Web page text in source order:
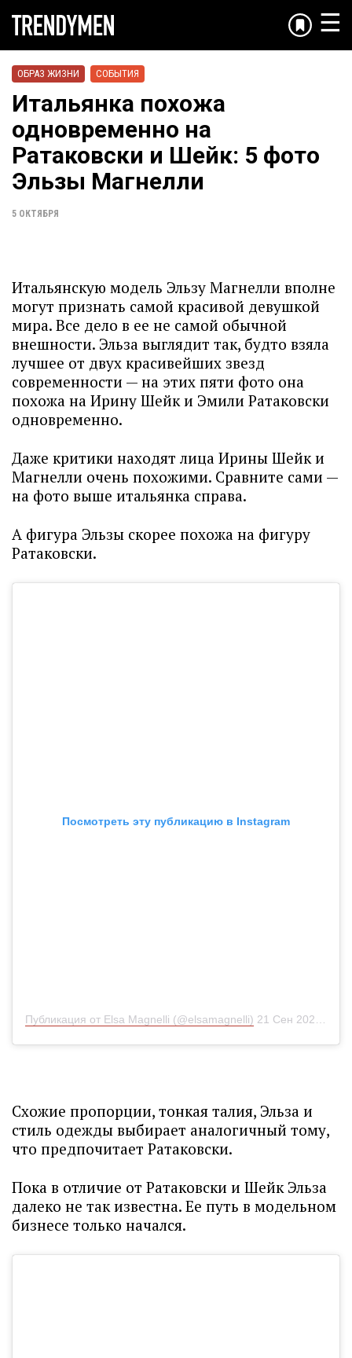
☰
ОБРАЗ ЖИЗНИ СОБЫТИЯ
Итальянка похожа
одновременно на
Ратаковски и Шейк: 5 фото
Эльзы Магнелли
5 ОКТЯБРЯ
Итальянскую модель Эльзу Магнелли вполне
могут признать самой красивой девушкой
мира. Все дело в ее не самой обычной
внешности. Эльза выглядит так, будто взяла
лучшее от двух красивейших звезд
современности — на этих пяти фото она
похожа на Ирину Шейк и Эмили Ратаковски
одновременно.
Даже критики находят лица Ирины Шейк и
Магнелли очень похожими. Сравните сами —
на фото выше итальянка справа.
А фигура Эльзы скорее похожа на фигуру
Ратаковски.
Посмотреть эту публикацию в Instagram
Публикация от Elsa Magnelli (@elsamagnelli) 21 Сен 2020 в 9:15 PDT
Схожие пропорции, тонкая талия, Эльза и
стиль одежды выбирает аналогичный тому,
что предпочитает Ратаковски.
Пока в отличие от Ратаковски и Шейк Эльза
далеко не так известна. Ее путь в модельном
бизнесе только начался.